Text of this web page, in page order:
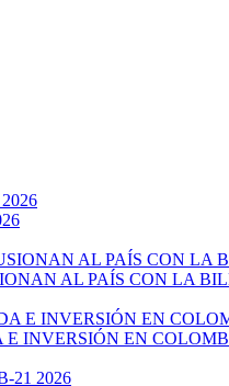
AL PAÍS CON LA
E INVERSIÓN EN